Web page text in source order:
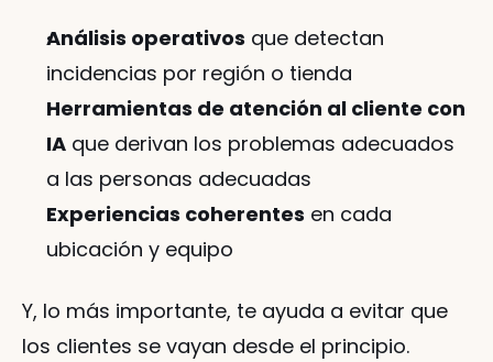
Análisis operativos que detectan
incidencias por región o tienda
Herramientas de atención al cliente con
IA que derivan los problemas adecuados
a las personas adecuadas
Experiencias coherentes en cada
ubicación y equipo
Y, lo más importante, te ayuda a evitar que
los clientes se vayan desde el principio.